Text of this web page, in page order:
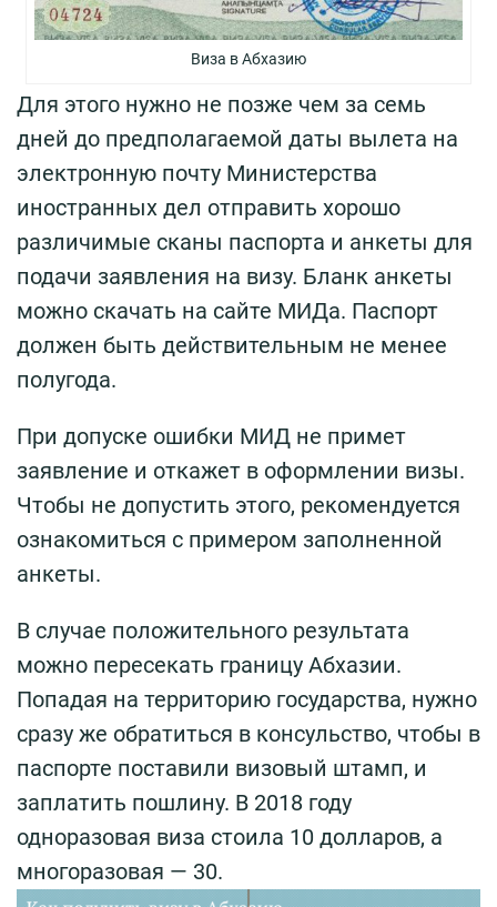
Виза в Абхазию
Для этого нужно не позже чем за семь
дней до предполагаемой даты вылета на
электронную почту Министерства
иностранных дел отправить хорошо
различимые сканы паспорта и анкеты для
подачи заявления на визу. Бланк анкеты
можно скачать на сайте МИДа. Паспорт
должен быть действительным не менее
полугода.
При допуске ошибки МИД не примет
заявление и откажет в оформлении визы.
Чтобы не допустить этого, рекомендуется
ознакомиться с примером заполненной
анкеты.
В случае положительного результата
можно пересекать границу Абхазии.
Попадая на территорию государства, нужно
сразу же обратиться в консульство, чтобы в
паспорте поставили визовый штамп, и
заплатить пошлину. В 2018 году
одноразовая виза стоила 10 долларов, а
многоразовая — 30.